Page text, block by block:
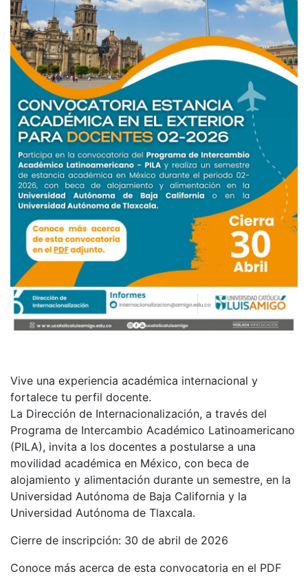
Vive una experiencia académica internacional y
fortalece tu perfil docente.
La Dirección de Internacionalización, a través del
Programa de Intercambio Académico Latinoamericano
(PILA), invita a los docentes a postularse a una
movilidad académica en México, con beca de
alojamiento y alimentación durante un semestre, en la
Universidad Autónoma de Baja California y la
Universidad Autónoma de Tlaxcala.
Cierre de inscripción: 30 de abril de 2026
Conoce más acerca de esta convocatoria en el PDF